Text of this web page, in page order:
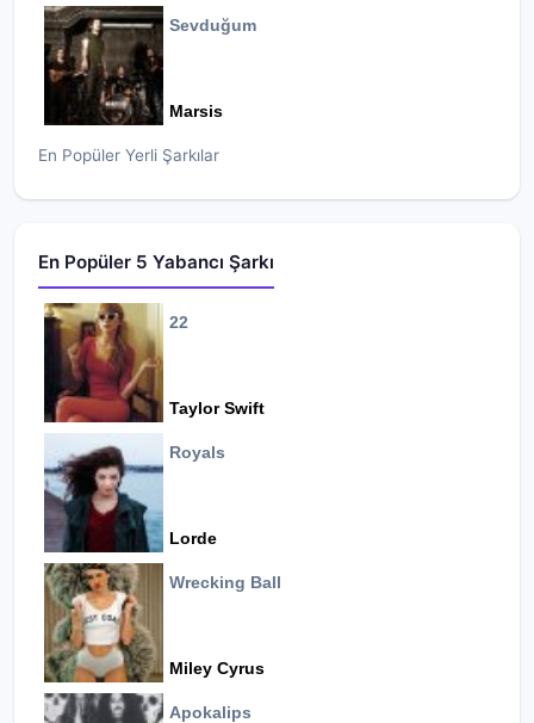
Sevduğum
Marsis
En Popüler Yerli Şarkılar
En Popüler 5 Yabancı Şarkı
22
Taylor Swift
Royals
Lorde
Wrecking Ball
Miley Cyrus
Apokalips